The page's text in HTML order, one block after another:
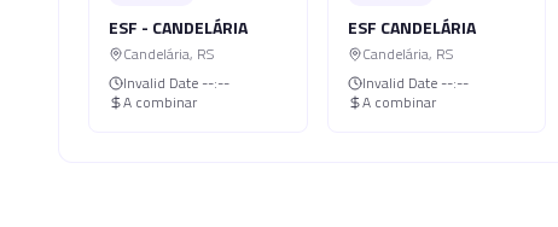
ESF - CANDELÁRIA
Candelária, RS
Invalid Date --:--
A combinar
ESF CANDELÁRIA
Candelária, RS
Invalid Date --:--
A combinar